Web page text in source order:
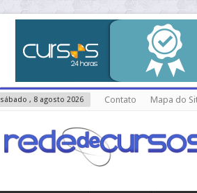
sábado , 8 agosto 2026 Contato Mapa do